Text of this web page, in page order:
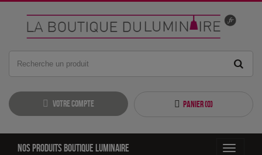
Votre compte Panier (0)
Toggle
Nos produits boutique luminaire